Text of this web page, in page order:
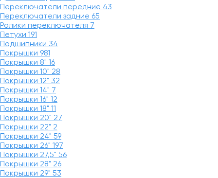
Переключатели передние 43
Переключатели задние 65
Ролики переключателя 7
Петухи 191
Подшипники 34
Покрышки 981
Покрышки 8" 16
Покрышки 10" 28
Покрышки 12" 32
Покрышки 14" 7
Покрышки 16" 12
Покрышки 18" 11
Покрышки 20" 27
Покрышки 22" 2
Покрышки 24" 59
Покрышки 26" 197
Покрышки 27,5" 56
Покрышки 28" 26
Покрышки 29" 53